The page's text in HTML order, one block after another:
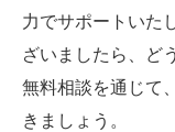
力でサポートいた
ざいましたら、ど
無料相談を通じて
きましょう。